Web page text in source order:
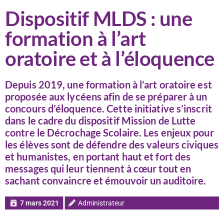
Dispositif MLDS : une
formation à l’art
oratoire et à l’éloquence
Depuis 2019, une formation à l’art oratoire est
proposée aux lycéens afin de se préparer à un
concours d’éloquence. Cette initiative s’inscrit
dans le cadre du dispositif Mission de Lutte
contre le Décrochage Scolaire. Les enjeux pour
les élèves sont de défendre des valeurs civiques
et humanistes, en portant haut et fort des
messages qui leur tiennent à cœur tout en
sachant convaincre et émouvoir un auditoire.
7 mars 2021 Administrateur